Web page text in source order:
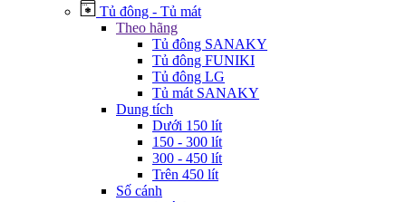
Tủ đông - Tủ mát
Theo hãng
Tủ đông SANAKY
Tủ đông FUNIKI
Tủ đông LG
Tủ mát SANAKY
Dung tích
Dưới 150 lít
150 - 300 lít
300 - 450 lít
Trên 450 lít
Số cánh